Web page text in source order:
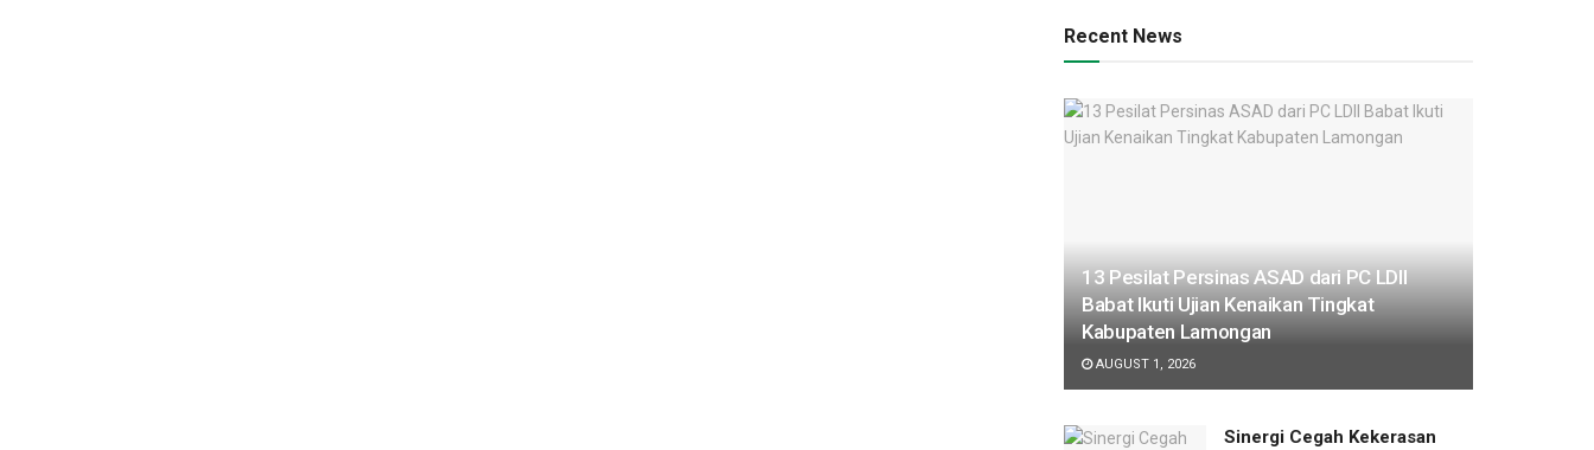
Recent News
13 Pesilat Persinas ASAD dari PC LDII
Babat Ikuti Ujian Kenaikan Tingkat
Kabupaten Lamongan
AUGUST 1, 2026
Sinergi Cegah Kekerasan